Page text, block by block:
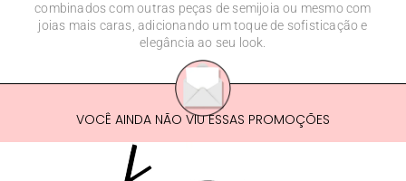
combinados com outras peças de semijoia ou mesmo com
joias mais caras, adicionando um toque de sofisticação e
elegância ao seu look.
VOCÊ AINDA NÃO VIU ESSAS PROMOÇÕES